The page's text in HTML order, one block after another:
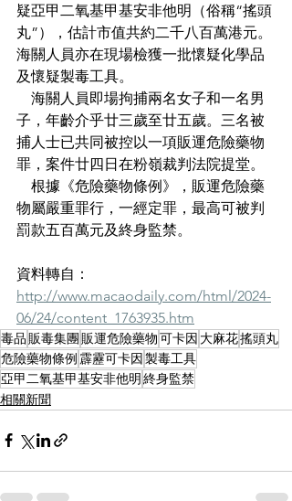
疑亞甲二氧基甲基安非他明（俗稱“搖頭
丸”），估計市值共約二千八百萬港元。
海關人員亦在現場檢獲一批懷疑化學品
及懷疑製毒工具。
海關人員即場拘捕兩名女子和一名男
子，年齡介乎廿三歲至廿五歲。三名被
捕人士已共同被控以一項販運危險藥物
罪，案件廿四日在粉嶺裁判法院提堂。
根據《危險藥物條例》，販運危險藥
物屬嚴重罪行，一經定罪，最高可被判
罰款五百萬元及終身監禁。
資料轉自：
http://www.macaodaily.com/html/2024-
06/24/content_1763935.htm
毒品販毒集團販運危險藥物可卡因 大麻花搖頭丸
危險藥物條例 霹靂可卡因製毒工具
亞甲二氧基甲基安非他明終身監禁
相關新聞